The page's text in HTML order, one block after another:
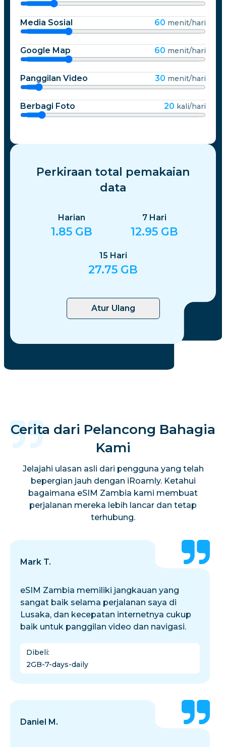
Media Sosial 60 menit/hari
Google Map 60 menit/hari
Panggilan Video 30 menit/hari
Berbagi Foto 20 kali/hari
Perkiraan total pemakaian
data
Harian
1.85 GB
7 Hari
12.95 GB
15 Hari
27.75 GB
Atur Ulang
Cerita dari Pelancong Bahagia
Kami
Jelajahi ulasan asli dari pengguna yang telah
bepergian jauh dengan iRoamly. Ketahui
bagaimana eSIM Zambia kami membuat
perjalanan mereka lebih lancar dan tetap
terhubung.
Mark T.
eSIM Zambia memiliki jangkauan yang
sangat baik selama perjalanan saya di
Lusaka, dan kecepatan internetnya cukup
baik untuk panggilan video dan navigasi.
Dibeli:
2GB-7-days-daily
Daniel M.